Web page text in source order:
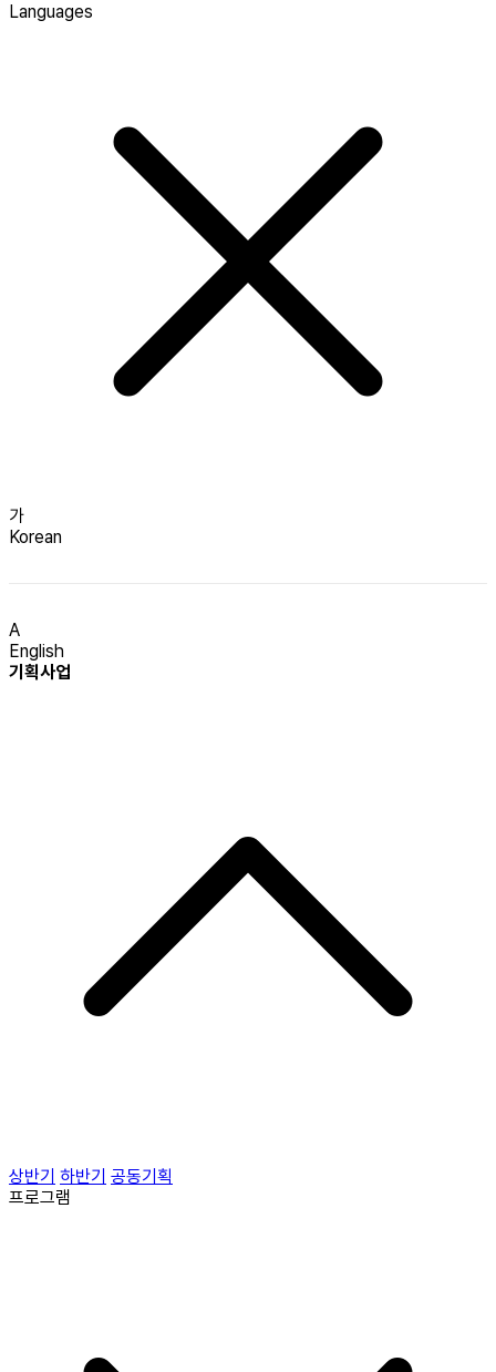
Languages
가
Korean
A
English
기획사업
상반기 하반기 공동기획
프로그램